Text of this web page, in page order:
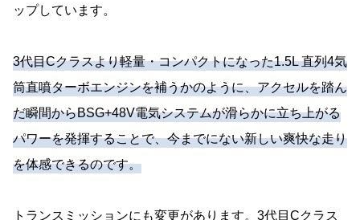
ップしています。
3代目Cクラスより軽量・コンパクトになった1.5L 直列4気
筒直噴ターボエンジンを補うかのように、アクセルを踏ん
だ瞬間からBSG+48V電気システムが滑らかに立ち上がる
パワーを発揮することで、今までにない新しい爽快な走り
を体感できるのです。
トランスミッションにも変更があります。3代目Cクラス